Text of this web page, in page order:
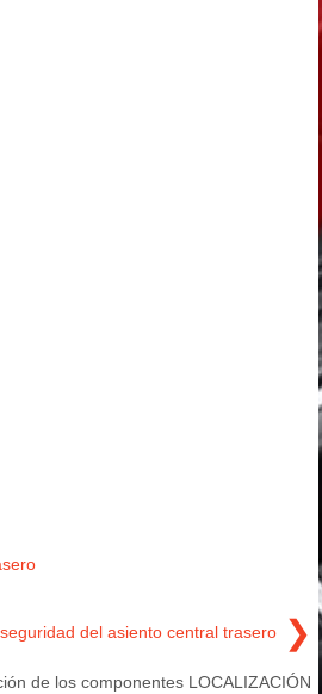
del asiento central trasero ❯
de los componentes LOCALIZACIÓN